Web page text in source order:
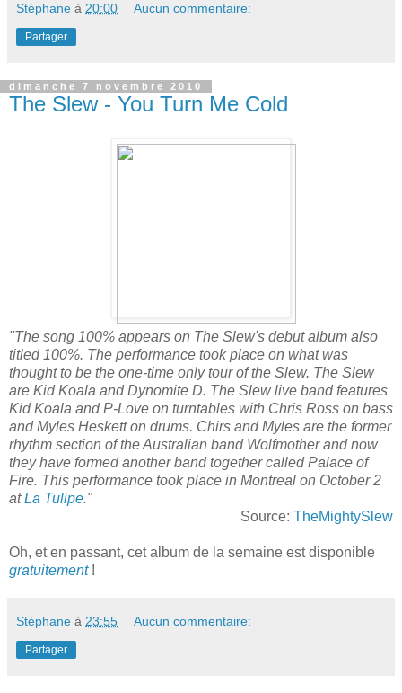
Stéphane à 20:00 Aucun commentaire:
Partager
dimanche 7 novembre 2010
The Slew - You Turn Me Cold
"The song 100% appears on The Slew's debut album also
titled 100%. The performance took place on what was
thought to be the one-time only tour of the Slew. The Slew
are Kid Koala and Dynomite D. The Slew live band features
Kid Koala and P-Love on turntables with Chris Ross on bass
and Myles Heskett on drums. Chirs and Myles are the former
rhythm section of the Australian band Wolfmother and now
they have formed another band together called Palace of
Fire. This performance took place in Montreal on October 2
atLa Tulipe."
Source: TheMightySlew
Oh, et en passant, cet album de la semaine est disponible
gratuitement!
Stéphane à 23:55 Aucun commentaire:
Partager